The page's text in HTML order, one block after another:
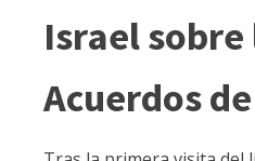
Israel sobre
Acuerdos